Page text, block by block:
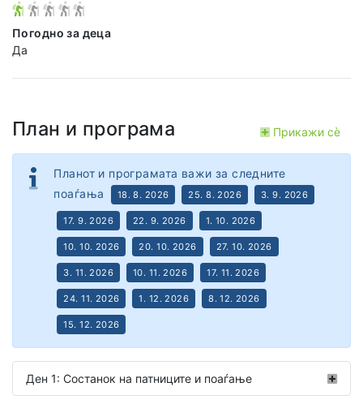
Погодно за деца
Да
План и програма Прикажи сѐ
Планот и програмата важи за следните
поаѓања
18. 8. 2026 25. 8. 2026 3. 9. 2026
17. 9. 2026 22. 9. 2026 1. 10. 2026
10. 10. 2026 20. 10. 2026 27. 10. 2026
3. 11. 2026 10. 11. 2026 17. 11. 2026
24. 11. 2026 1. 12. 2026 8. 12. 2026
15. 12. 2026
Ден 1: Состанок на патниците и поаѓање